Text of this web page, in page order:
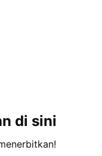
di sini